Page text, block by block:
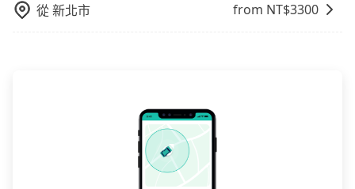
從新北市 from NT$3300